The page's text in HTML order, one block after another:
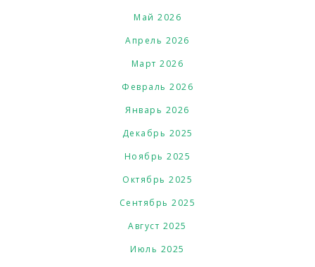
Май 2026
Апрель 2026
Март 2026
Февраль 2026
Январь 2026
Декабрь 2025
Ноябрь 2025
Октябрь 2025
Сентябрь 2025
Август 2025
Июль 2025